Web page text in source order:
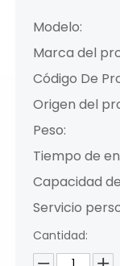
Modelo:
Marca del
Código De
Origen del
Peso:
Tiempo de
Capacidad
Servicio
Cantidad: